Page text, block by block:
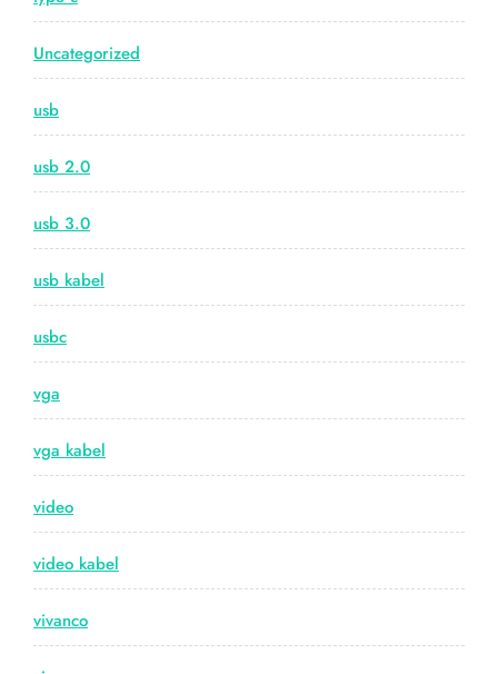
Uncategorized
usb
usb 2.0
usb 3.0
usb kabel
usbc
vga
vga kabel
video
video kabel
vivanco